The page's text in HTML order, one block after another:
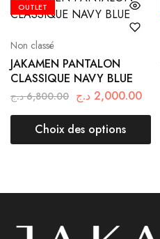
OUTLET
Non classé
JAKAMEN PANTALON
CLASSIQUE NAVY BLUE
6,800.00 د.ج 2,000.00 د.ج
Choix des options